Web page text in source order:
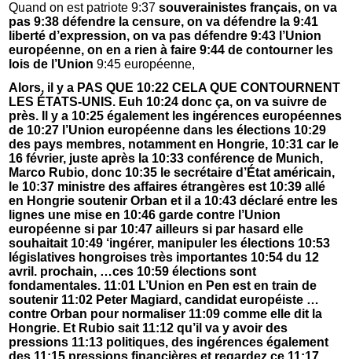
Quand on est patriote 9:37souverainistes français, on va
pas 9:38 défendre la censure, on va défendre la 9:41
liberté d’expression, on va pas défendre 9:43 l’Union
européenne, on en a rien à faire 9:44 de contourner les
lois de l’Union9:45 européenne,
Alors, il y a PAS QUE 10:22 CELA QUE CONTOURNENT
LES ÉTATS-UNIS. Euh 10:24 donc ça, on va suivre de
près. Il y a 10:25 également les ingérences européennes
de 10:27 l’Union européenne dans les élections 10:29
des pays membres, notamment en Hongrie, 10:31 car le
16 février, juste après la 10:33 conférence de Munich,
Marco Rubio, donc 10:35 le secrétaire d’État américain,
le 10:37 ministre des affaires étrangères est 10:39 allé
en Hongrie soutenir Orban et il a 10:43 déclaré entre les
lignes une mise en 10:46 garde contre l’Union
européenne si par 10:47 ailleurs si par hasard elle
souhaitait 10:49 ‘ingérer, manipuler les élections 10:53
législatives hongroises très importantes 10:54 du 12
avril. prochain, …ces 10:59 élections sont
fondamentales. 11:01 L’Union en Pen est en train de
soutenir 11:02 Peter Magiard, candidat européiste …
contre Orban pour normaliser 11:09 comme elle dit la
Hongrie. Et Rubio sait 11:12 qu’il va y avoir des
pressions 11:13 politiques, des ingérences également